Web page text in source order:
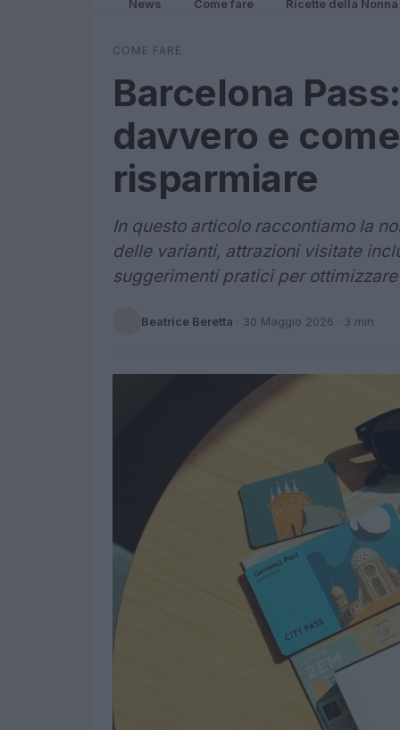
News Come fare Ricette della Nonna
COME FARE
Barcelona
davvero e
risparmiare
In questo articolo raccontiamo la
delle varianti, attrazioni visitate
suggerimenti pratici per
Beatrice Beretta · 30 Maggio 2026 · 3 min